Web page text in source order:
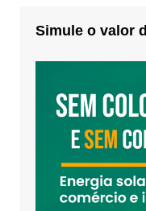
Simule o valor